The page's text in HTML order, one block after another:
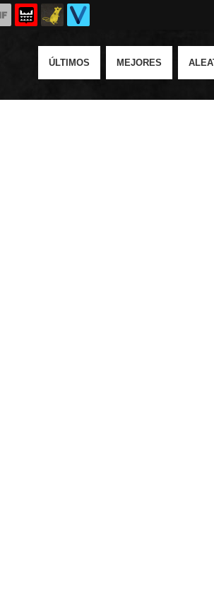
ÚLTIMOS MEJORES